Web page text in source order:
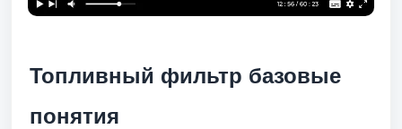
Топливный фильтр базовые
понятия